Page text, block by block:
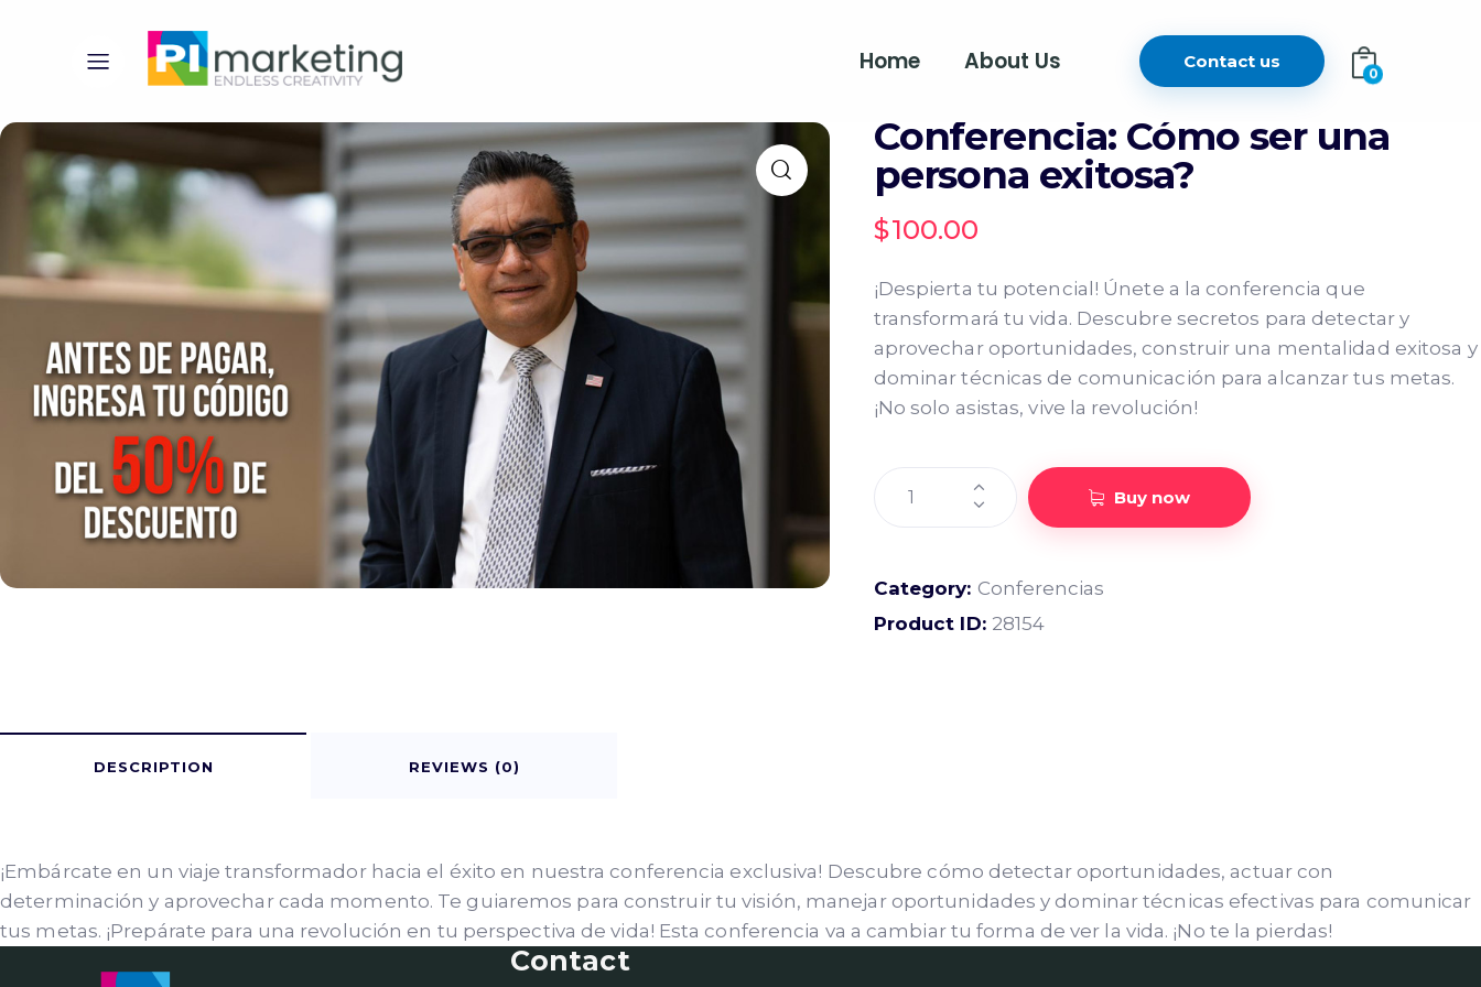
Home About Us Contact us
0
Conferencia: Cómo ser una
persona exitosa?
$100.00
¡Despierta tu potencial! Únete a la conferencia que
transformará tu vida. Descubre secretos para detectar y
aprovechar oportunidades, construir una mentalidad exitosa y
dominar técnicas de comunicación para alcanzar tus metas.
¡No solo asistas, vive la revolución!
Buy now
Category: Conferencias
Product ID: 28154
DESCRIPTION REVIEWS (0)
¡Embárcate en un viaje transformador hacia el éxito en nuestra conferencia exclusiva! Descubre cómo detectar oportunidades, actuar con
determinación y aprovechar cada momento. Te guiaremos para construir tu visión, manejar oportunidades y dominar técnicas efectivas para comunicar
tus metas. ¡Prepárate para una revolución en tu perspectiva de vida! Esta conferencia va a cambiar tu forma de ver la vida. ¡No te la pierdas!
Contact